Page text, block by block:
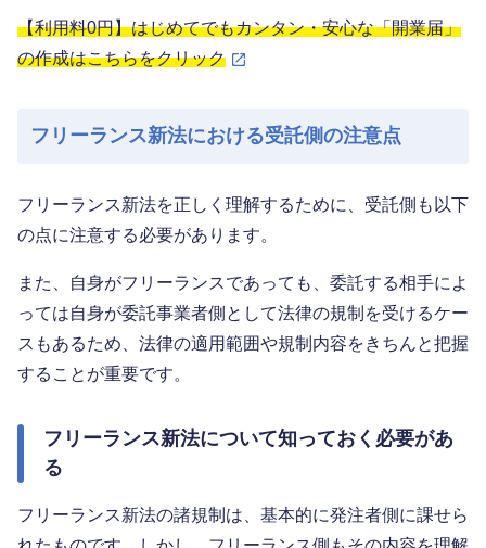
【利用料0円】はじめてでもカンタン・安心な「開業届」
の作成はこちらをクリック
フリーランス新法における受託側の注意点
フリーランス新法を正しく理解するために、受託側も以下
の点に注意する必要があります。
また、自身がフリーランスであっても、委託する相手によ
っては自身が委託事業者側として法律の規制を受けるケー
スもあるため、法律の適用範囲や規制内容をきちんと把握
することが重要です。
フリーランス新法について知っておく必要があ
る
フリーランス新法の諸規制は、基本的に発注者側に課せら